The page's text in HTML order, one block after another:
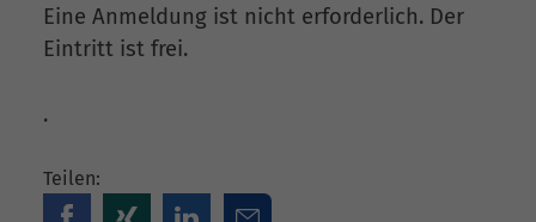
Eine Anmeldung ist nicht erforderlich. Der
Eintritt ist frei.
.
Teilen: